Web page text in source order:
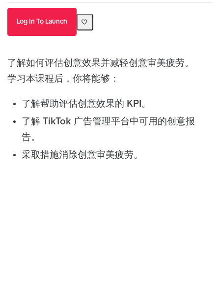
Log In To Launch
了解如何评估创意效果并减轻创意审美疲劳。
学习本课程后，你将能够：
了解帮助评估创意效果的 KPI。
了解 TikTok 广告管理平台中可用的创意报
告。
采取措施消除创意审美疲劳。